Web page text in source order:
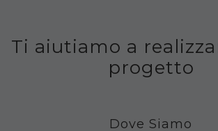
Ti aiutiamo a
progetto
Dove Siamo